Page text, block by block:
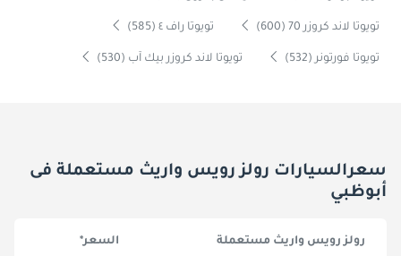
تويوتا لاند كروزر 70 (600) تويوتا راف ٤ (585)
تويوتا فورتونر (532) تويوتا لاند كروزر بيك آب (530)
سعرالسيارات رولز رويس واريث مستعملة فى
أبوظبي
رولز رويس واريث مستعملة السعر*